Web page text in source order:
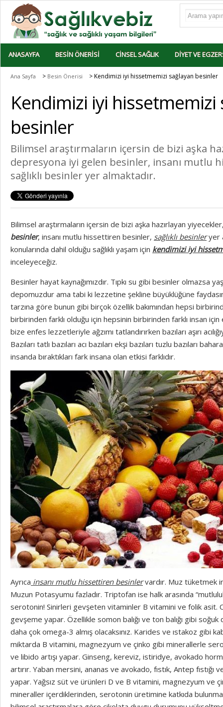
ANASAYFA BESIN ÖNERISI CINSEL SAĞLIK DIYET VE
Ana Sayfa > Besin Önerisi > Kendimizi iyi hissetmemizi sağlayan besinler
Kendimizi iyi hissetmemizi
besinler
Bilimsel araştırmaların içersin de bizi aşka
depresyona iyi gelen besinler, insanı mutlu
sağlıklı besinler yer almaktadır.
Bilimsel araştırmaların içersin de bizi aşka hazırlayan
besinler, insanı mutlu hissettiren besinler, sağlıklı besinleryer
konularında dahil olduğu sağlıklı yaşam için kendimizi iyi
inceleyeceğiz.
Besinler hayat kaynağımızdır. Tıpkı su gibi besinler olmazsa
depomuzdur ama tabi ki lezzetine şekline büyüklüğüne
tarzına göre bunun gibi birçok özellik bakımından hepsi
birbirinden farklı olduğu için hepsinin birbirinden farklı insan için
bize enfes lezzetleriyle ağzımı tatlandırırken bazıları aşırı
Bazıları tatlı bazıları acı bazıları ekşi bazıları tuzlu bazıları
insanda bıraktıkları fark insana olan etkisi farklıdır.
Ayrıca insanı mutlu hissettiren besinlervardır. Muz tüketmek
Muzun Potasyumu fazladır. Triptofan ise halk arasında
serotonin! Sinirleri gevşeten vitaminler B vitamini ve folik asit.
gevşeme yapar. Özellikle somon balığı ve ton balığı gibi
daha çok omega-3 almış olacaksınız. Karides ve ıstakoz gibi
miktarda B vitamini, magnezyum ve çinko gibi minerallerle
ve libido artışı yapar. Ginseng, kereviz, istiridye, avokado
artırır. Yaban mersini, ananas ve avokado, fıstık, Antep fıstığı
yapar. Yağsız süt ve ürünleri D ve B vitamini, magnezyum ve
mineraller içerdiklerinden, serotonin üretimine katkıda